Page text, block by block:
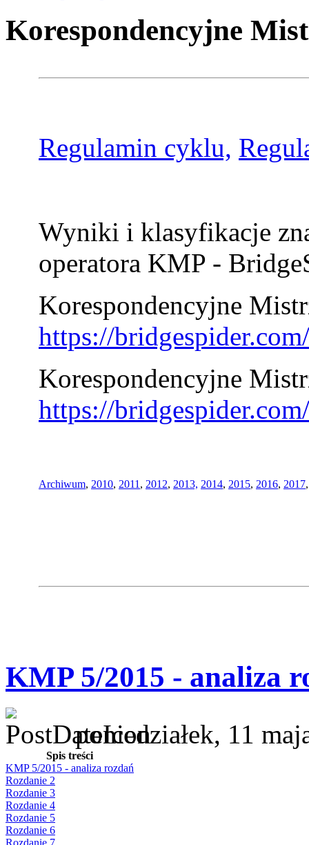
Korespondencyjne
Regulamin cyklu,
Wyniki i klasyfikacje
operatora KMP -
Korespondencyjne
https://
Korespondencyjne
https://
Archiwum, 2010, 2011 , 2012, 2013, 2014, 2015, 2016, 2017
KMP 5/2015 - analiza
poniedziałek, 11
Spis treści
KMP 5/2015 - analiza rozdań
Rozdanie 2
Rozdanie 3
Rozdanie 4
Rozdanie 5
Rozdanie 6
Rozdanie 7